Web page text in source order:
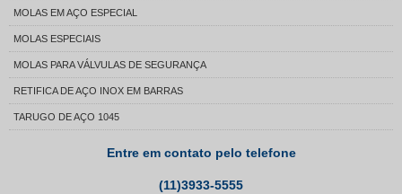
MOLAS EM AÇO ESPECIAL
MOLAS ESPECIAIS
MOLAS PARA VÁLVULAS DE SEGURANÇA
RETIFICA DE AÇO INOX EM BARRAS
TARUGO DE AÇO 1045
Entre em contato pelo telefone
(11)3933-5555